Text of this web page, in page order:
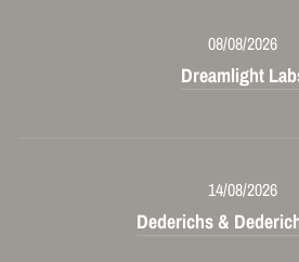
08/08/2026
Dreamlight
14/08/2026
Dederichs &